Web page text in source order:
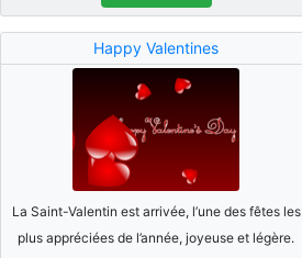
Happy Valentines
La Saint-Valentin est arrivée, l’une des fêtes les
plus appréciées de l’année, joyeuse et légère.